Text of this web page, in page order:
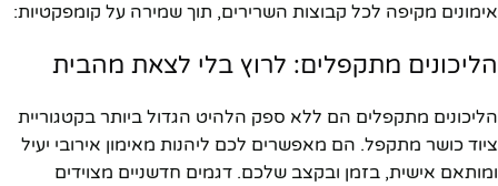
אימונים מקיפה לכל קבוצות השרירים, תוך שמירה על קומפקטיות:
הליכונים מתקפלים: לרוץ בלי לצאת מהבית
הליכונים מתקפלים הם ללא ספק הלהיט הגדול ביותר בקטגוריית
ציוד כושר מתקפל. הם מאפשרים לכם ליהנות מאימון אירובי יעיל
ומותאם אישית, בזמן ובקצב שלכם. דגמים חדשניים מצוידים